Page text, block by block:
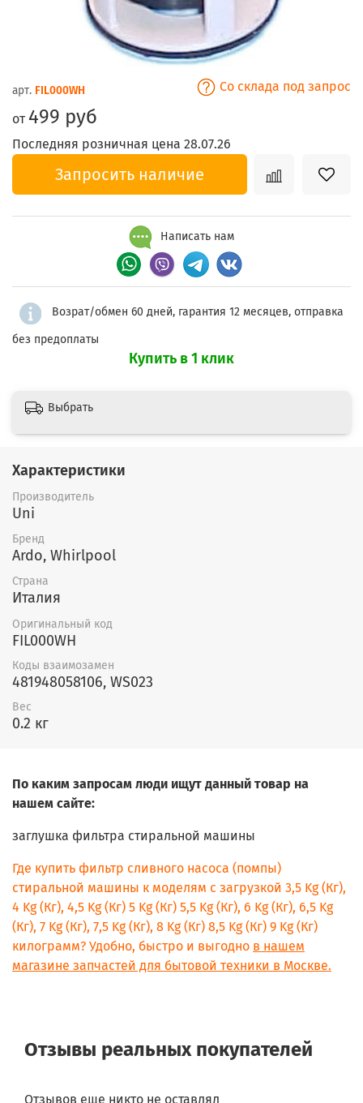
арт. FIL000WH Со склада под запрос
от 499 руб
Последняя розничная цена 28.07.26
Запросить наличие
Написать нам
Возрат/обмен 60 дней, гарантия 12 месяцев, отправка
без предоплаты
Купить в 1 клик
Выбрать
Характеристики
Производитель
Uni
Бренд
Ardo, Whirlpool
Страна
Италия
Оригинальный код
FIL000WH
Коды взаимозамен
481948058106, WS023
Вес
0.2 кг
По каким запросам люди ищут данный товар на
нашем сайте:
заглушка фильтра стиральной машины
Где купить фильтр сливного насоса (помпы)
стиральной машины к моделям с загрузкой 3,5 Kg (Кг),
4 Kg (Кг), 4,5 Kg (Кг) 5 Kg (Кг) 5,5 Kg (Кг), 6 Kg (Кг), 6,5 Kg
(Кг), 7 Kg (Кг), 7,5 Kg (Кг), 8 Kg (Кг) 8,5 Kg (Кг) 9 Kg (Кг)
килограмм? Удобно, быстро и выгодно в нашем
магазине запчастей для бытовой техники в Москве.
Отзывы реальных покупателей
Отзывов еще никто не оставлял